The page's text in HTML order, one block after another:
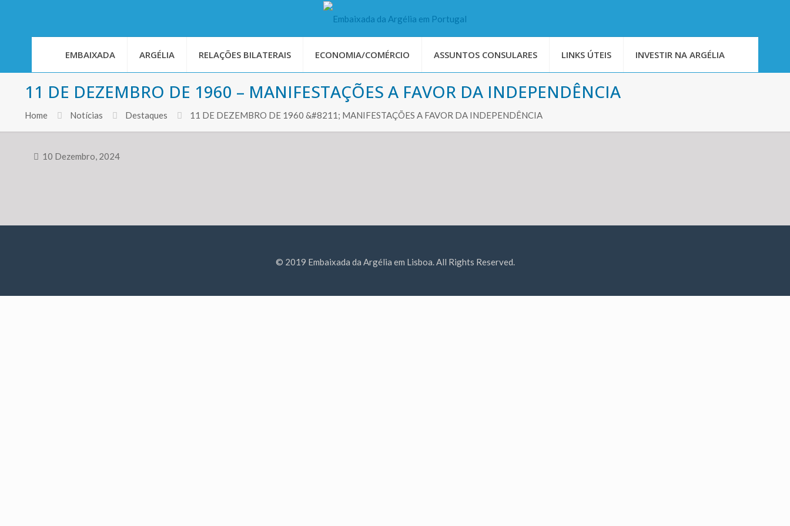
EMBAIXADA ARGÉLIA RELAÇÕES BILATERAIS ECONOMIA/COMÉRCIO ASSUNTOS CONSULARES LINKS ÚTEIS INVESTIR NA ARGÉLIA
11 DE DEZEMBRO DE 1960 – MANIFESTAÇÕES A FAVOR DA INDEPENDÊNCIA
Home Notícias Destaques 11 DE DEZEMBRO DE 1960 &#8211; MANIFESTAÇÕES A FAVOR DA INDEPENDÊNCIA
10 Dezembro, 2024
© 2019 Embaixada da Argélia em Lisboa. All Rights Reserved.